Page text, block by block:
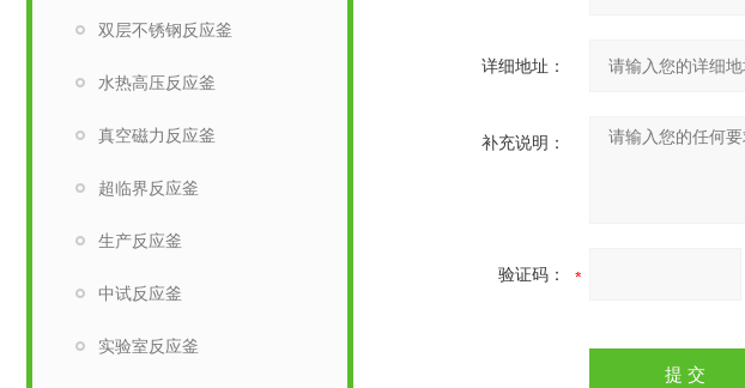
双层不锈钢反应釜
水热高压反应釜
真空磁力反应釜
超临界反应釜
生产反应釜
中试反应釜
实验室反应釜
详细地址：
补充说明：
验证码：